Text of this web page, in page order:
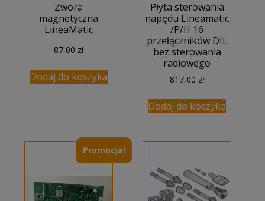
Zwora
magnetyczna
LineaMatic
87,00 zł
Dodaj do koszyka
Płyta sterowania
napędu Lineamatic
/P/H 16
przełączników DIL
bez sterowania
radiowego
817,00 zł
Dodaj do koszyka
Promocja!